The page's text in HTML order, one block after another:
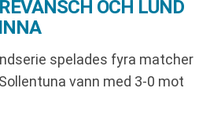
OCH LUND
spelades fyra matcher
vann med 3-0 mot